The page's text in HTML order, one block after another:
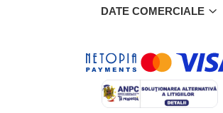
DATE COMERCIALE